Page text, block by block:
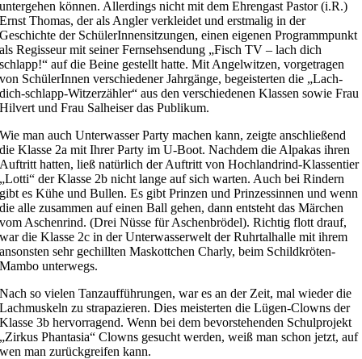
untergehen können. Allerdings nicht mit dem Ehrengast Pastor (i.R.)
Ernst Thomas, der als Angler verkleidet und erstmalig in der
Geschichte der SchülerInnensitzungen, einen eigenen Programmpunkt
als Regisseur mit seiner Fernsehsendung „Fisch TV – lach dich
schlapp!“ auf die Beine gestellt hatte. Mit Angelwitzen, vorgetragen
von SchülerInnen verschiedener Jahrgänge, begeisterten die „Lach-
dich-schlapp-Witzerzähler“ aus den verschiedenen Klassen sowie Frau
Hilvert und Frau Salheiser das Publikum.
Wie man auch Unterwasser Party machen kann, zeigte anschließend
die Klasse 2a mit Ihrer Party im U-Boot. Nachdem die Alpakas ihren
Auftritt hatten, ließ natürlich der Auftritt von Hochlandrind-Klassentier
„Lotti“ der Klasse 2b nicht lange auf sich warten. Auch bei Rindern
gibt es Kühe und Bullen. Es gibt Prinzen und Prinzessinnen und wenn
die alle zusammen auf einen Ball gehen, dann entsteht das Märchen
vom Aschenrind. (Drei Nüsse für Aschenbrödel). Richtig flott drauf,
war die Klasse 2c in der Unterwasserwelt der Ruhrtalhalle mit ihrem
ansonsten sehr gechillten Maskottchen Charly, beim Schildkröten-
Mambo unterwegs.
Nach so vielen Tanzaufführungen, war es an der Zeit, mal wieder die
Lachmuskeln zu strapazieren. Dies meisterten die Lügen-Clowns der
Klasse 3b hervorragend. Wenn bei dem bevorstehenden Schulprojekt
„Zirkus Phantasia“ Clowns gesucht werden, weiß man schon jetzt, auf
wen man zurückgreifen kann.